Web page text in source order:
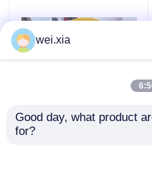
हमसे संपर्क करें
मामले
विमानन ड्रोन कम्पोजिट
wei.xia
Good day, what product
for?